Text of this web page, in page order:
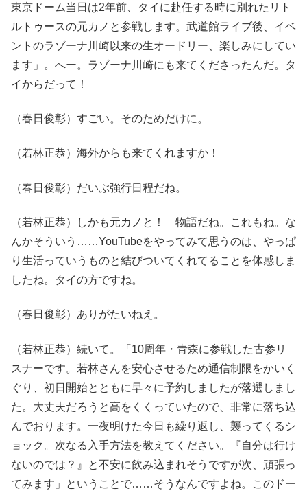
東京ドーム当日は2年前、タイに赴任する時に別れたリト
ルトゥースの元カノと参戦します。武道館ライブ後、イベ
ントのラゾーナ川崎以来の生オードリー、楽しみにしてい
ます」。へー。ラゾーナ川崎にも来てくださったんだ。タ
イからだって！
（春日俊彰）すごい。そのためだけに。
（若林正恭）海外からも来てくれますか！
（春日俊彰）だいぶ強行日程だね。
（若林正恭）しかも元カノと！ 物語だね。これもね。な
んかそういう……YouTubeをやってみて思うのは、やっぱ
り生活っていうものと結びついてくれてることを体感しま
したね。タイの方ですね。
（春日俊彰）ありがたいねえ。
（若林正恭）続いて。「10周年・青森に参戦した古参リ
スナーです。若林さんを安心させるため通信制限をかいく
ぐり、初日開始とともに早々に予約しましたが落選しまし
た。大丈夫だろうと高をくくっていたので、非常に落ち込
んでおります。一夜明けた今日も繰り返し、襲ってくるシ
ョック。次なる入手方法を教えてください。『自分は行け
ないのでは？』と不安に飲み込まれそうですが次、頑張っ
てみます」ということで……そうなんですよね。このドー